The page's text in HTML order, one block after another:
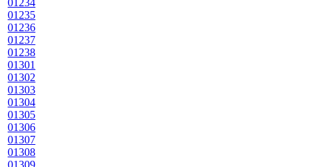
01234
01235
01236
01237
01238
01301
01302
01303
01304
01305
01306
01307
01308
01309